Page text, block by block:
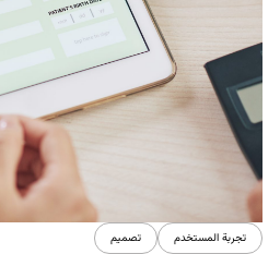
تجربة المستخدم تصميم